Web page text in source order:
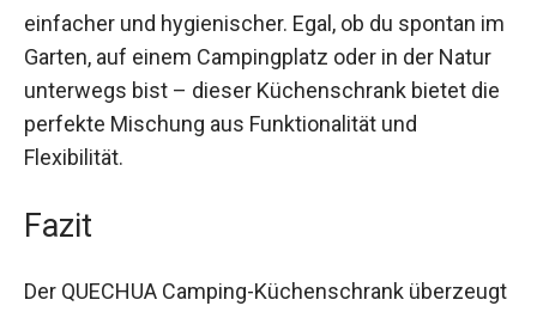
einfacher und hygienischer. Egal, ob du spontan
im Garten, auf einem Campingplatz oder in der
Natur unterwegs bist – dieser Küchenschrank
bietet die perfekte Mischung aus Funktionalität
und Flexibilität.
Fazit
Der QUECHUA Camping-Küchenschrank